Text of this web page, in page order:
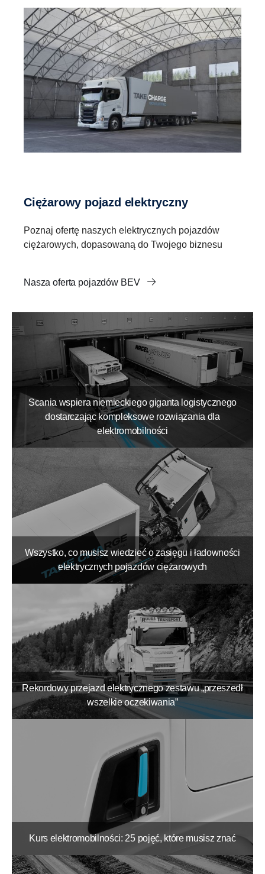
Ciężarowy pojazd elektryczny
Poznaj ofertę naszych elektrycznych pojazdów
ciężarowych, dopasowaną do Twojego biznesu
Nasza oferta pojazdów BEV
Scania wspiera niemieckiego giganta logistycznego
dostarczając kompleksowe rozwiązania dla
elektromobilności
Wszystko, co musisz wiedzieć o zasięgu i ładowności
elektrycznych pojazdów ciężarowych
Rekordowy przejazd elektrycznego zestawu „przeszedł
wszelkie oczekiwania”
Kurs elektromobilności: 25 pojęć, które musisz znać